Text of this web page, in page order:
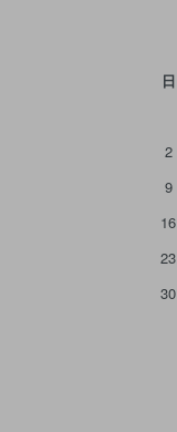
日
2
9
16
23
30